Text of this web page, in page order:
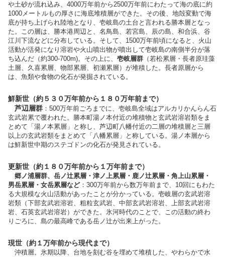
や土砂が流れ込み、4000万年前から2500万年前にわたって海の底に約
1000メートルもの厚さに海底堆積層ができた。その後、地殻変動で海
底が持ち上げられ陸地となり、壱岐島の土台と言われる勝本層となっ
た。この層は、勝本港周辺と、名鳥島、若宮島、辰の島、和合浜、谷
江川下流などに分布している。そして、1500万年前頃になると、火山
活動が活発になり溶岩や火山噴出物が噴出して壱岐島の南側半分が落
ち込んだ（約300-700m)。その上に、壱岐層群 （若松累層・長者原珪藻
土層、久喜累層、物部累層、初瀬累層）が堆積した。長者原層から
は、魚類や食物の化石が発掘されている。
鮮新世（約５３０万年前から１８０万年前まで）
芦辺層群 ：500万年前ごろまでに、壱岐島全域はアルカリかんらん石
玄武岩累で覆われた。勝本町湯ノ本付近の堆積物と玄武岩溶岩類をま
とめて「湯ノ本累層」と称し、芦辺町八幡付近の二層の堆積層と三層
以上の玄武岩類をまとめて「八幡累層」と称している。湯ノ本層から
は鮮新世中期のステゴドンの化石が発見されている。
更新世（約１８０万年前から１万年前まで）
郷ノ浦層群、岳ノ辻累層・津ノ上累層・鹿ノ辻累層・角上山累層・
男岳累層・女岳累層など：300万年前から数万年前まで、10回にもわた
る大規模な火山活動があったことが分かっている。壱岐層の玄武岩溶
岩類（下部玄武岩溶岩、粗粒玄武岩、中部玄武岩溶岩、上部玄武岩溶
岩、石英玄武岩溶岩）ができた。氷河時代のことで、この活動の終わ
りごろに、島の最高峰である岳ノ辻が出来上がった。
現世（約１万年前から現代まで）
沖積層。氷期以降、台地を刻む谷を埋めて堆積した、やわらかで水